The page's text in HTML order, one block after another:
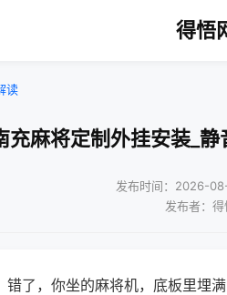
得悟
读
充麻将定制外挂安装_
发布时间：2026-
发布者：得
错了，你坐的麻将机，底板里埋